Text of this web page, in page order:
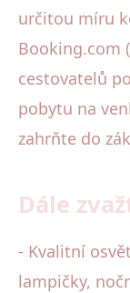
určitou míru
Booking.com
cestovatelů
pobytu na
zahrňte do
Dále
- Kvalitní
lampičky,